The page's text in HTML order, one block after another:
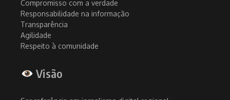
Compromisso com a verdade
Responsabilidade na informação
Transparência
Agilidade
Respeito à comunidade
Visão